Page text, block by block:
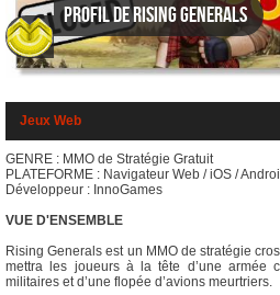
Profil de Rising Generals
Jeux Web
GENRE : MMO de Stratégie Gratuit
PLATEFORME : Navigateur Web / iOS /
Développeur : InnoGames
VUE D'ENSEMBLE
Rising Generals est un MMO de stratégie
mettra les joueurs à la tête d’une armée
militaires et d’une flopée d’avions meurtriers.